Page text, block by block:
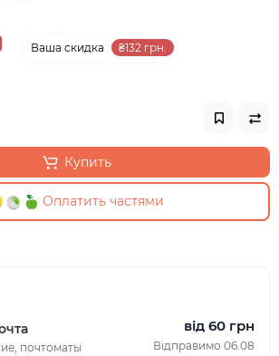
Ваша cкидка ₴132 грн.
Купить
Оплатить частями
почтоматы
від 60 грн
Відправимо 06.08